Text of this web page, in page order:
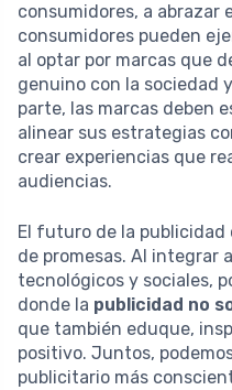
consumidores, a abrazar
consumidores pueden
al optar por marcas que
genuino con la sociedad
parte, las marcas deben
alinear sus estrategias
crear experiencias que
audiencias.
El futuro de la publicidad
de promesas. Al integrar
tecnológicos y sociales,
donde la publicidad no
que también eduque,
positivo. Juntos,
publicitario más